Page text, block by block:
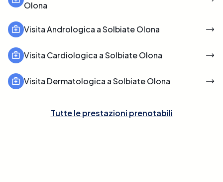
Olona
Visita Andrologica a Solbiate Olona
Visita Cardiologica a Solbiate Olona
Visita Dermatologica a Solbiate Olona
Tutte le prestazioni prenotabili